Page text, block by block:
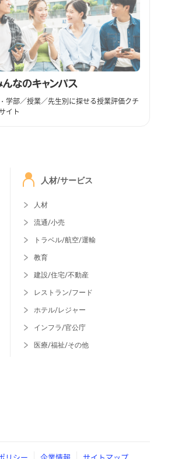
学部／授業／先生別に探せる授業評価クチ
イト
人材/サービス
人材
流通/小売
トラベル/航空/運輸
教育
建設/住宅/不動産
レストラン/フード
ホテル/レジャー
インフラ/官公庁
医療/福祉/その他